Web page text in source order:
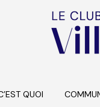
QUOI